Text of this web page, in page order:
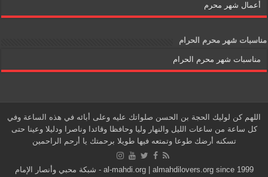
أعمال شهر محرم
مناسبات شهر محرم الحرام
مناسبات شهر محرم الحرام
اللهم كن لوليك الحجة بن الحسن صلواتك عليه وعلى أبائه في هذه الساعة وفي
كل ساعة من ساعات الليل والنهار وليا وحافظا وقائدا وناصرا ودليلا وعينا حتى
تسكنه أرضك طوعا وتمتعه فيها طويلا برحمتك يا أرحم الراحمين
al-mahdi.org | almahdilovers.org since 1999 - شبكة محبي وأنصار الإمام